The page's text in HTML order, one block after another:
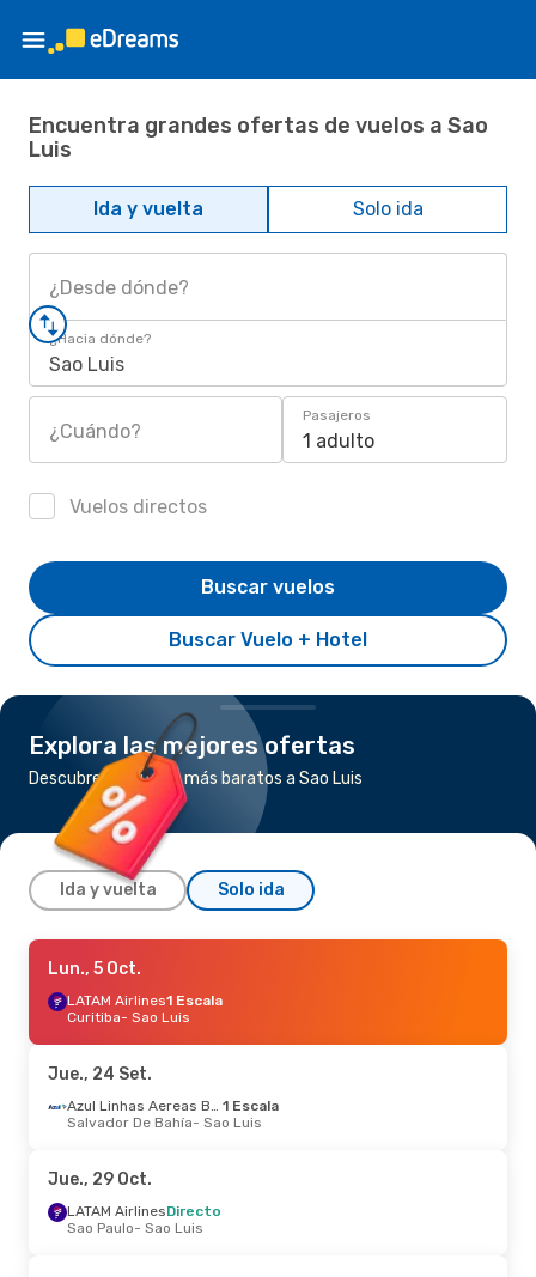
Encuentra grandes ofertas de vuelos a Sao
Luis
Ida y vuelta Solo ida
¿Desde dónde?
¿Hacia dónde?
Sao Luis
¿Cuándo?
Pasajeros
1 adulto
Vuelos directos
Buscar Vuelo + Hotel
Buscar vuelos
Explora las mejores ofertas
Descubre los vuelos más baratos a Sao Luis
Ida y vuelta Solo ida
Jue., 17 Set.
Azul Linhas Aereas Brasileiras
Belo Horizonte- Sao Luis
Sao Luis- Belo Horizonte
Jue., 1 Oct.- Sáb., 3 Oct.
Sao Luis- Belo Horizonte
Lun., 5 Oct.
LATAM Airlines1 Escala
Curitiba- Sao Luis
Jue., 24 Set.
Azul Linhas Aereas Brasileiras 1 Escala
Salvador De Bahía- Sao Luis
Jue., 29 Oct.
LATAM AirlinesDirecto
Sao Paulo- Sao Luis